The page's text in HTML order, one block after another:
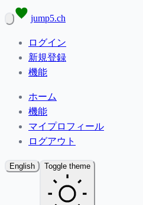
jump5.ch
ログイン
新規登録
機能
ホーム
機能
マイプロフィール
ログアウト
English Toggle theme